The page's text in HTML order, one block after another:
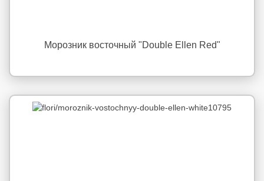
Морозник восточный "Double Ellen Red"